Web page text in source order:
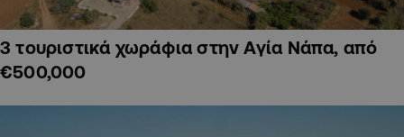
3 τουριστικά χωράφια στην Αγία Νάπα, από
€500,000